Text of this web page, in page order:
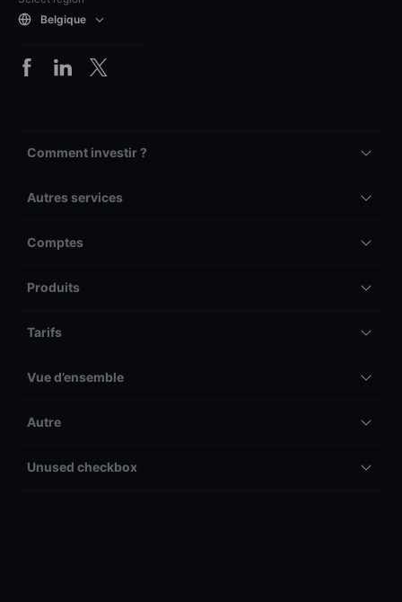
Belgique
Comment investir ?
Autres services
Comptes
Produits
Tarifs
Vue d’ensemble
Autre
Unused checkbox